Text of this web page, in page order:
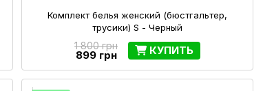
Комплект белья женский (бюстгальтер,
трусики) S - Черный
1 800 грн
899 грн КУПИТЬ